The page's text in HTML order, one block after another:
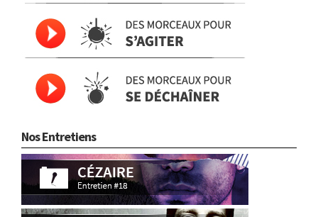
Nos Entretiens